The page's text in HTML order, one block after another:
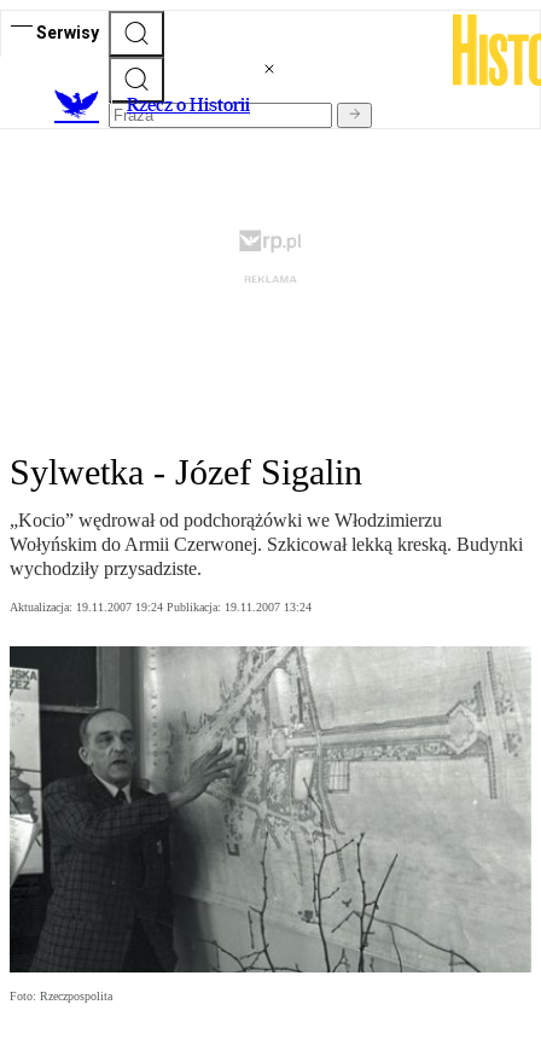
Serwisy
Rzecz o Historii
Sylwetka - Józef Sigalin
„Kocio” wędrował od podchorążówki we Włodzimierzu
Wołyńskim do Armii Czerwonej. Szkicował lekką kreską. Budynki
wychodziły przysadziste.
Aktualizacja: 19.11.2007 19:24 Publikacja: 19.11.2007 13:24
Foto: Rzeczpospolita